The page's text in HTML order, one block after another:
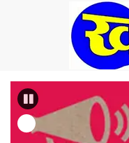
Previous